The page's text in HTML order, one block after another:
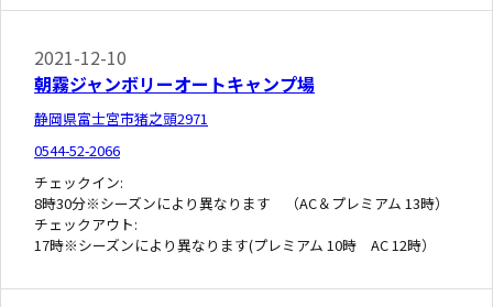
2021-12-10
朝霧ジャンボリーオートキャンプ場
静岡県富士宮市猪之頭2971
0544-52-2066
チェックイン:
8時30分※シーズンにより異なります （AC＆プレミアム 13時）
チェックアウト:
17時※シーズンにより異なります(プレミアム 10時 AC 12時）